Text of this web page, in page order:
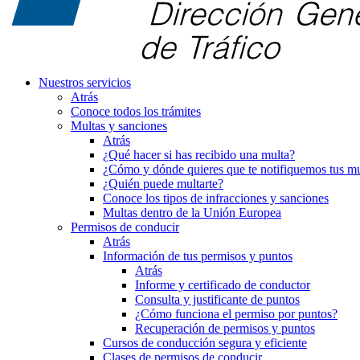
Nuestros servicios
Atrás
Conoce todos los trámites
Multas y sanciones
Atrás
¿Qué hacer si has recibido una multa?
¿Cómo y dónde quieres que te notifiquemos tus
¿Quién puede multarte?
Conoce los tipos de infracciones y sanciones
Multas dentro de la Unión Europea
Permisos de conducir
Atrás
Información de tus permisos y puntos
Atrás
Informe y certificado de conductor
Consulta y justificante de puntos
¿Cómo funciona el permiso por puntos?
Recuperación de permisos y puntos
Cursos de conducción segura y eficiente